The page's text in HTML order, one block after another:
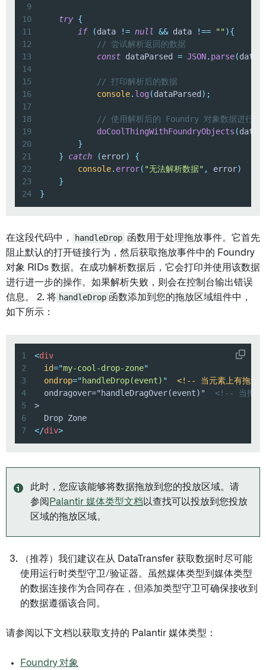
9
10
try {
11
if (data != null && data !== "" ){
12
// 尝试解析返回的数据
13
const dataParsed = JSON. parse(data
14
15
// 打印解析后的数据
16
console. log (dataParsed ) ;
17
18
// 使用解析后的 Foundry 对象数据进行一
19
doCoolThingWithFoundryObjects (
20
}
21
} catch (error)
{
22
console. error( "无法解析数据" , error)
23
}
24
}
在这段代码中， handleDrop 函数用于处理拖放事件。它首先
阻止默认的打开链接行为，然后获取拖放事件中的 Foundry
对象 RIDs 数据。在成功解析数据后，它会打印并使用该数据
进行进一步的操作。如果解析失败，则会在控制台输出错误
信息。 2. 将 handleDrop 函数添加到您的拖放区域组件中，
如下所示：
1 <div
2
id="my-cool-drop-zone"
3
ondrop="handleDrop(event) " <!--
当元素上有拖动
4
  ondragover="handleDragOver(event)"
<!-- 当拖动
5
>
6
  Drop Zone
7
</div>
此时，您应该能够将数据拖放到您的投放区域。请
参阅 Palantir 媒体类型文档 以查找可以投放到您投放
区域的拖放区域。
（推荐）我们建议在从 DataTransfer 获取数据时尽可能
使用运行时类型守卫/验证器。虽然媒体类型到媒体类型
的数据连接作为合同存在，但添加类型守卫可确保接收到
的数据遵循该合同。
请参阅以下文档以获取支持的 Palantir 媒体类型：
Foundry 对象